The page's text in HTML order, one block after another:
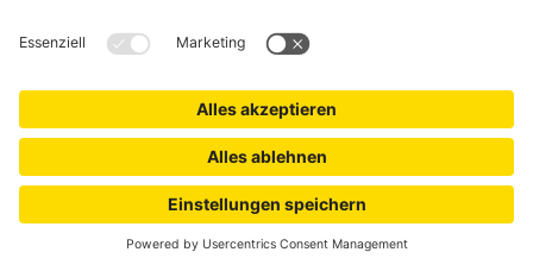
HOMEPILOT
Schaltaktor smart (Typ nach Wahl)
Rollladenantriebe (oder andere Verbraucher) funkfähig